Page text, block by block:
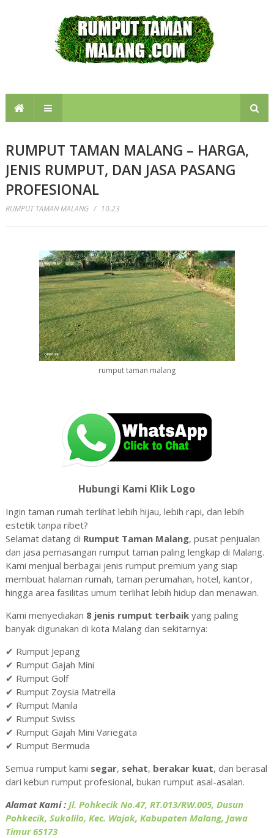
RUMPUT TAMAN MALANG – HARGA,
JENIS RUMPUT, DAN JASA PASANG
PROFESIONAL
RUMPUT TAMAN MALANG / 10.23
rumput taman malang
Hubungi Kami Klik Logo
Ingin taman rumah terlihat lebih hijau, lebih rapi, dan lebih
estetik tanpa ribet?
Selamat datang di Rumput Taman Malang, pusat penjualan
dan jasa pemasangan rumput taman paling lengkap di Malang.
Kami menjual berbagai jenis rumput premium yang siap
membuat halaman rumah, taman perumahan, hotel, kantor,
hingga area fasilitas umum terlihat lebih hidup dan menawan.
Kami menyediakan 8 jenis rumput terbaikyang paling
banyak digunakan di kota Malang dan sekitarnya:
✔ Rumput Jepang
✔ Rumput Gajah Mini
✔ Rumput Golf
✔ Rumput Zoysia Matrella
✔ Rumput Manila
✔ Rumput Swiss
✔ Rumput Gajah Mini Variegata
✔ Rumput Bermuda
Semua rumput kami segar, sehat, berakar kuat, dan berasal
dari kebun rumput profesional, bukan rumput asal-asalan.
Alamat Kami : Jl. Pohkecik No.47, RT.013/RW.005, Dusun
Pohkecik, Sukolilo, Kec. Wajak, Kabupaten Malang, Jawa
Timur 65173